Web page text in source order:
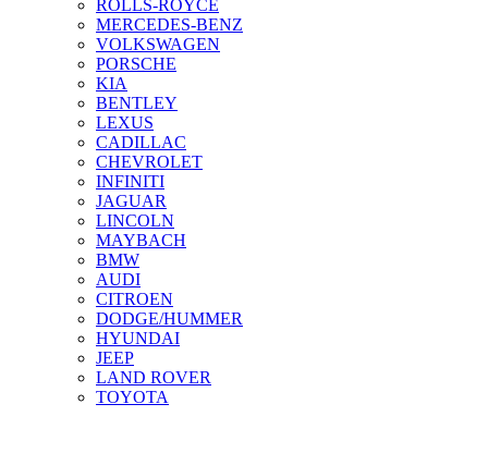
ROLLS-ROYCE
MERCEDES-BENZ
VOLKSWAGEN
PORSCHE
KIA
BENTLEY
LEXUS
CADILLAC
CHEVROLET
INFINITI
JAGUAR
LINCOLN
MAYBACH
BMW
AUDI
CITROEN
DODGE/HUMMER
HYUNDAI
JEEP
LAND ROVER
TOYOTA